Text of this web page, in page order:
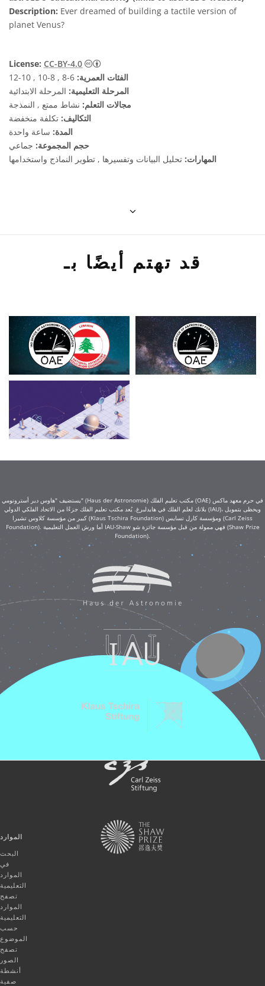
Description: Ever dreamed of building a tactile version of
planet Venus?
License: CC-BY-4.0
الفئات العمرية:
المرحلة التعليمية: المرحلة الابتدائية
مجالات التعلم: نشاط ممتع , النمذجة
التكاليف: تكلفة منخفضة
المدة: ساعة واحدة
حجم المجموعة: جماعي
المهارات: تحليل البيانات وتفسيرها , تطوير النماذج واستخدامها
قد تهتم أيضًا بـ
يستضيف "هاوس دير أسترونومي" (Haus der Astronomie) مكتب تعليم الفلك (OAE) في حرم معهد ماكس
بلانك لعلم الفلك في هايدلبرغ. يُعد مكتب تعليم الفلك جزءًا من الاتحاد الفلكي الدولي (IAU)، ويحظى بتمويل
كبير من مؤسسة كلاوس تشيرا (Klaus Tschira Foundation) ومؤسسة كارل تسايس (Carl Zeiss
Foundation). أما ورش العمل التعليمية IAU-Shaw فهي ممولة من قبل مؤسسة جائزة شو (Shaw Prize
Foundation).
الموارد
البحث
في
الموارد
التعليمية
تصفح
الموارد
التعليمية
حسب
الموضوع
تصفح
الصور
أنشطة
صفية